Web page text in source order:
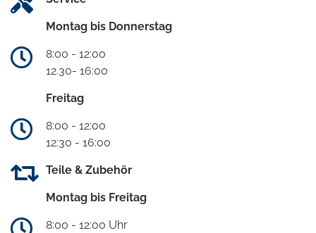
Montag bis Donnerstag
8:00 - 12:00
12.30- 16:00
Freitag
8:00 - 12:00
12:30 - 16:00
Teile & Zubehör
Montag bis Freitag
8:00 - 12:00 Uhr